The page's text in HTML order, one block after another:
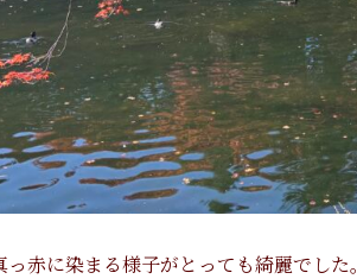
っ赤に染まる様子がとっても綺麗でした。